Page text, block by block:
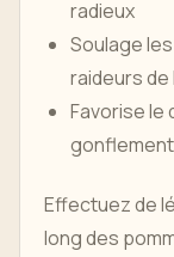
radieux
Soulage
raideurs de
Favorise le
Effectuez de
long des